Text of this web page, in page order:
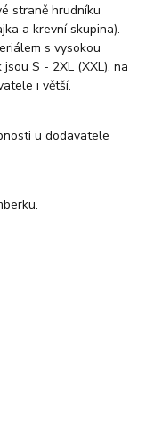
straně hrudníku
a krevní skupina).
s vysokou
S - 2XL (XXL), na
i větší.
u dodavatele